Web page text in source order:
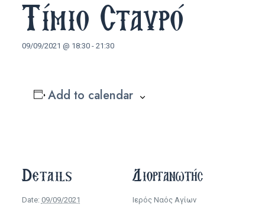
Τίμιο Σταυρό
09/09/2021 @ 18:30- 21:30
Add to calendar
Details
Date: 09/09/2021
Διοργανωτής
Ιερός Ναός Αγίων